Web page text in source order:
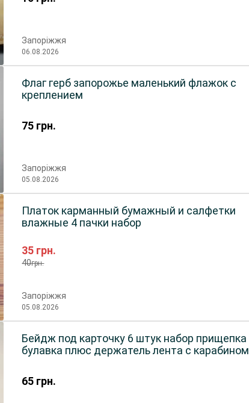
Запоріжжя
06.08.2026
75 грн.
Флаг герб запорожье маленький флажок с
креплением
Запоріжжя
05.08.2026
35 грн.
40грн.
Платок карманный бумажный и салфетки
влажные 4 пачки набор
Запоріжжя
05.08.2026
65 грн.
Бейдж под карточку 6 штук набор прищепка
булавка плюс держатель лента с карабином